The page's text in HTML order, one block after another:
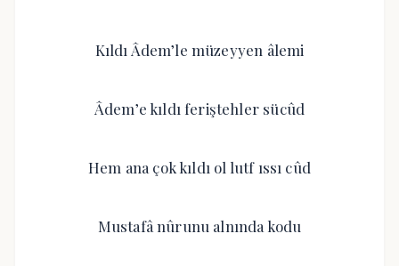
Kıldı Âdem’le müzeyyen âlemi
Âdem’e kıldı feriştehler sücûd
Hem ana çok kıldı ol lutf ıssı cûd
Mustafâ nûrunu alnında kodu